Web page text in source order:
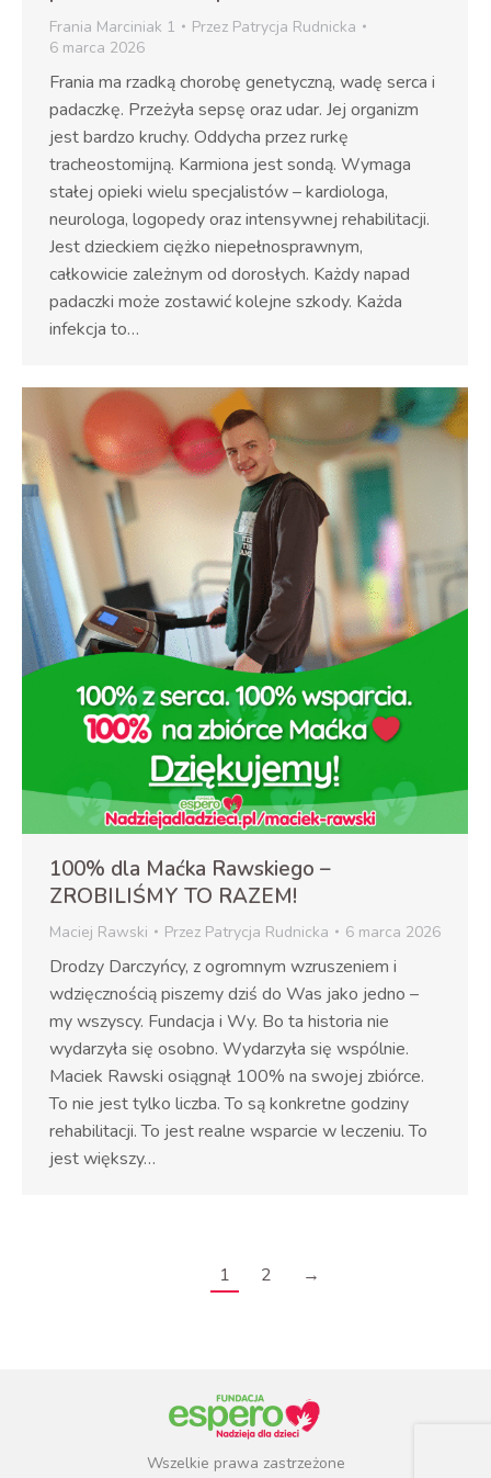
Frania Marciniak 1 Przez Patrycja Rudnicka
6 marca 2026
Frania ma rzadką chorobę genetyczną, wadę serca i
padaczkę. Przeżyła sepsę oraz udar. Jej organizm
jest bardzo kruchy. Oddycha przez rurkę
tracheostomijną. Karmiona jest sondą. Wymaga
stałej opieki wielu specjalistów – kardiologa,
neurologa, logopedy oraz intensywnej rehabilitacji.
Jest dzieckiem ciężko niepełnosprawnym,
całkowicie zależnym od dorosłych. Każdy napad
padaczki może zostawić kolejne szkody. Każda
infekcja to…
100% dla Maćka Rawskiego –
ZROBILIŚMY TO RAZEM!
Maciej Rawski Przez Patrycja Rudnicka 6 marca 2026
Drodzy Darczyńcy, z ogromnym wzruszeniem i
wdzięcznością piszemy dziś do Was jako jedno –
my wszyscy. Fundacja i Wy. Bo ta historia nie
wydarzyła się osobno. Wydarzyła się wspólnie.
Maciek Rawski osiągnął 100% na swojej zbiórce.
To nie jest tylko liczba. To są konkretne godziny
rehabilitacji. To jest realne wsparcie w leczeniu. To
jest większy…
1 2 →
Wszelkie prawa zastrzeżone